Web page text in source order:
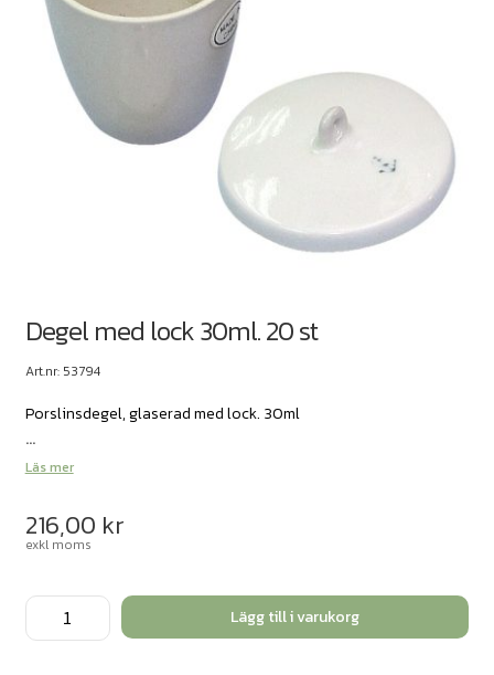
Degel med lock 30ml. 20 st
Art.nr: 53794
Porslinsdegel, glaserad med lock. 30ml
...
Läs mer
216,00 kr
exkl moms
Degel
med
Lägg till i varukorg